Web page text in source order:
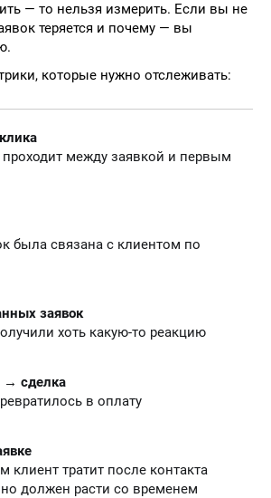
— то нельзя измерить. Если вы не
теряется и почему — вы
которые нужно отслеживать:
между заявкой и первым
была связана с клиентом по
заявок
хоть какую-то реакцию
→ сделка
в оплату
клиент тратит после контакта
должен расти со временем